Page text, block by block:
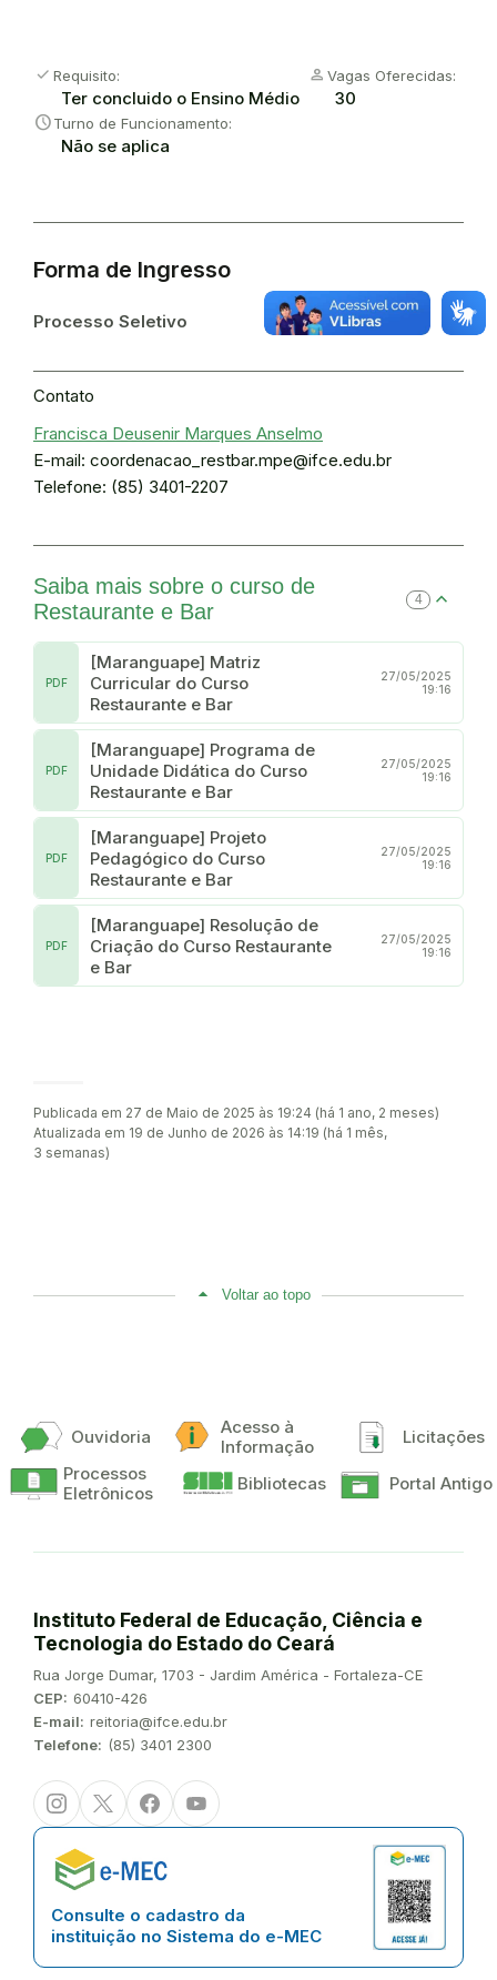
check Requisito:
Ter concluido o Ensino Médio
Person Vagas Oferecidas:
30
ScheduleTurno de Funcionamento:
Não se aplica
Forma de Ingresso
Processo Seletivo
Contato
Francisca Deusenir Marques Anselmo
E-mail: coordenacao_restbar.mpe@ifce.edu.br
Telefone: (85) 3401-2207
Saiba mais sobre o curso de
Restaurante e Bar
4
[Maranguape] Matriz
Curricular do Curso
Restaurante e Bar
PDF
27/05/2025
19:16
[Maranguape] Programa de
Unidade Didática do Curso
Restaurante e Bar
PDF
27/05/2025
19:16
[Maranguape] Projeto
Pedagógico do Curso
Restaurante e Bar
PDF
27/05/2025
19:16
[Maranguape] Resolução de
Criação do Curso Restaurante
e Bar
PDF
27/05/2025
19:16
Publicada em 27 de Maio de 2025 às 19:24 (há 1 ano, 2 meses)
Atualizada em 19 de Junho de 2026 às 14:19 (há 1 mês,
3 semanas)
Voltar ao topo
Ouvidoria
Acesso à
Informação
Licitações
Processos
Eletrônicos
Bibliotecas Portal Antigo
Instituto Federal de Educação, Ciência e
Tecnologia do Estado do Ceará
Endereço:
Rua Jorge Dumar, 1703 - Jardim América - Fortaleza-CE
CEP: 60410-426
E-mail: reitoria@ifce.edu.br
Telefone: (85) 3401 2300
InstagramTwitter/XFacebookYoutube
Consulte o cadastro da
instituição no Sistema do e-MEC